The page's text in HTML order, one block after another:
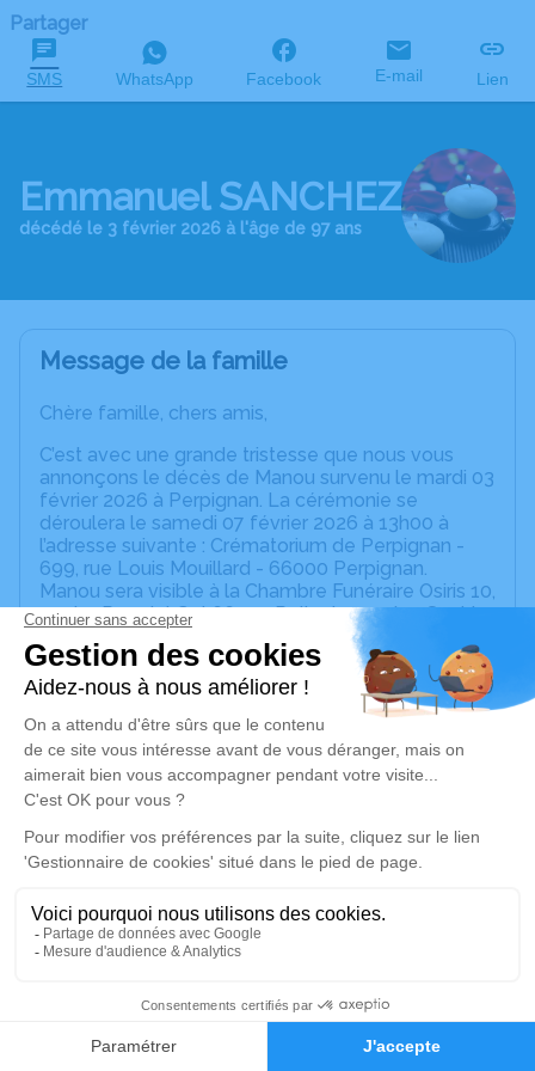
Faire-part Hommages
Partager
SMS WhatsApp Facebook E-mail Lien
Emmanuel SANCHEZ
décédé le 3 février 2026 à l'âge de 97 ans
Message de la famille
Chère famille, chers amis,
C’est avec une grande tristesse que nous vous
annonçons le décès de Manou survenu le mardi 03
février 2026 à Perpignan. La cérémonie se
déroulera le samedi 07 février 2026 à 13h00 à
l’adresse suivante : Crématorium de Perpignan -
699, rue Louis Mouillard - 66000 Perpignan.
Manou sera visible à la Chambre Funéraire Osiris 10,
rue Lo Pou del Gel 66450 Pollestres, salon Saphir,
dès vendredi après midi et samedi matin jusqu'à
11h30.
Départ de Pollestres à 12h15 pour le crématorium.
L'inhumation de l'urne aura lieu le mardi 10 Février à
11h00 au cimetière du Haut Vernet 892, av du
Languedoc 66000 Perpignan.
Je rends hommage
Cérémonie civile
samedi 07 février 2026 à 13h00
Crématorium de Perpignan